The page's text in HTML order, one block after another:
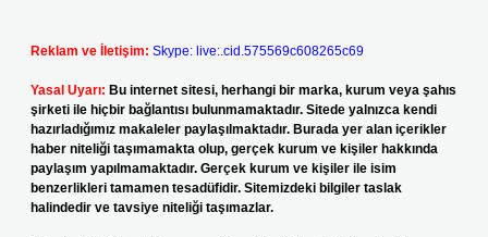
Reklam ve İletişim: Skype: live:.cid.575569c608265c69
Yasal Uyarı: Bu internet sitesi, herhangi bir marka, kurum veya şahıs
şirketi ile hiçbir bağlantısı bulunmamaktadır. Sitede yalnızca kendi
hazırladığımız makaleler paylaşılmaktadır. Burada yer alan içerikler
haber niteliği taşımamakta olup, gerçek kurum ve kişiler hakkında
paylaşım yapılmamaktadır. Gerçek kurum ve kişiler ile isim
benzerlikleri tamamen tesadüfidir. Sitemizdeki bilgiler taslak
halindedir ve tavsiye niteliği taşımazlar.